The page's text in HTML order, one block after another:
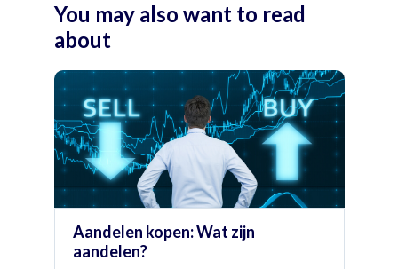
You may also want to read
about
Aandelen kopen: Wat zijn
aandelen?